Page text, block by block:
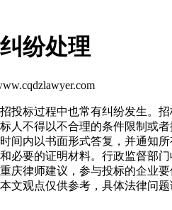
纷处理
投标过程中也常有纠纷发生。
人不得以不合理的条件限制或
间内以书面形式答复，并通知
必要的证明材料。行政监督部
庆律师建议，参与投标的企业
文观点仅供参考，具体法律问题